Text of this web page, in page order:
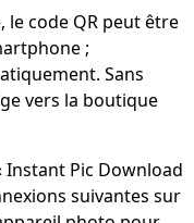
le code QR peut être
;
Sans
vers la boutique
Instant Pic Download
suivantes sur